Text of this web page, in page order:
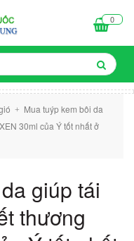
0
+
Mua tuýp kem bôi da
30ml của Ý tốt nhất ở
giúp tái
thương